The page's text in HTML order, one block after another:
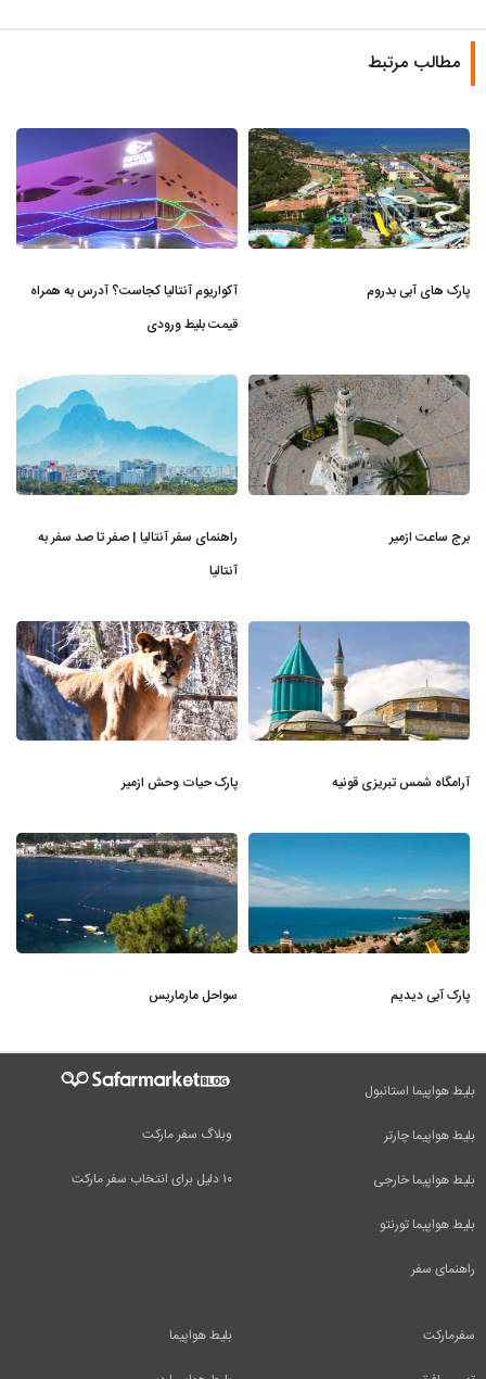
مطالب مرتبط
پارک های آبی بدروم
آکواریوم آنتالیا کجاست؟ آدرس به همراه
قیمت بلیط ورودی
برج ساعت ازمیر
راهنمای سفر آنتالیا | صفر تا صد سفر به
آنتالیا
آرامگاه شمس تبریزی قونیه پارک حیات وحش ازمیر
پارک آبی دیدیم سواحل مارماریس
وبلاگ سفر مارکت
۱۰ دلیل برای انتخاب سفر مارکت
بلیط هواپیما استانبول
بلیط هواپیما چارتر
بلیط هواپیما خارجی
بلیط هواپیما تورنتو
راهنمای سفر
بلیط هواپیما سفرمارکت